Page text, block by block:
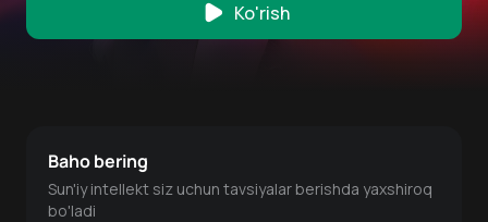
Ko'rish
Baho bering
Sun'iy intellekt siz uchun tavsiyalar berishda yaxshiroq
bo'ladi